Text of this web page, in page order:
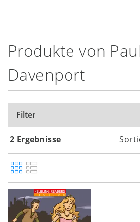
Produkte von Paul
Davenport
Filter
2 Ergebnisse